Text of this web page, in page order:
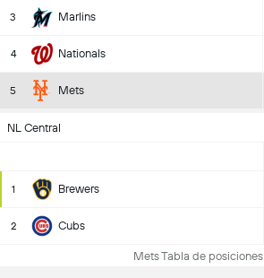
3 Marlins
4 Nationals
5 Mets
NL Central
1 Brewers
2 Cubs
Mets Tabla de posiciones